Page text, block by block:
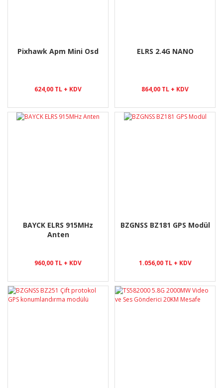
Pixhawk Apm Mini Osd
624,00 TL + KDV
ELRS 2.4G NANO
864,00 TL + KDV
BAYCK ELRS 915MHz
Anten
960,00 TL + KDV
BZGNSS BZ181 GPS Modül
1.056,00 TL + KDV